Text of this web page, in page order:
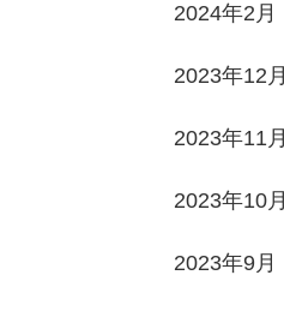
2024年2月
2023年12月
2023年11月
2023年10月
2023年9月